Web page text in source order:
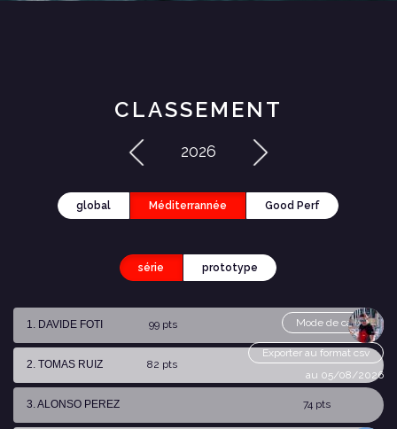
CLASSEMENT
2026
global Méditerrannée Good Perf
série prototype
Mode de calcul
Exporter au format csv
au 05/08/2026
1. DAVIDE FOTI 99 pts
2. TOMAS RUIZ 82 pts
3. ALONSO PEREZ 74 pts